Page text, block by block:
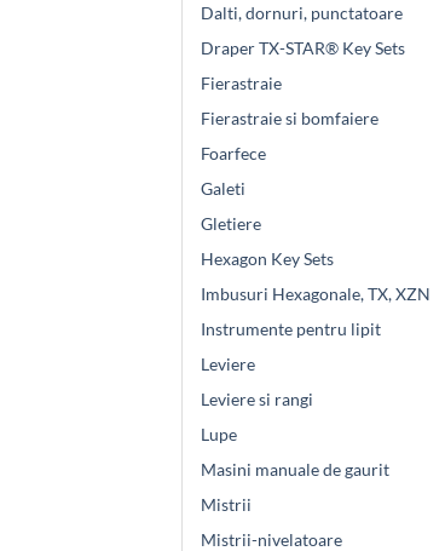
Dalti, dornuri, punctatoare
Draper TX-STAR® Key Sets
Fierastraie
Fierastraie si bomfaiere
Foarfece
Galeti
Gletiere
Hexagon Key Sets
Imbusuri Hexagonale, TX, XZN
Instrumente pentru lipit
Leviere
Leviere si rangi
Lupe
Masini manuale de gaurit
Mistrii
Mistrii-nivelatoare